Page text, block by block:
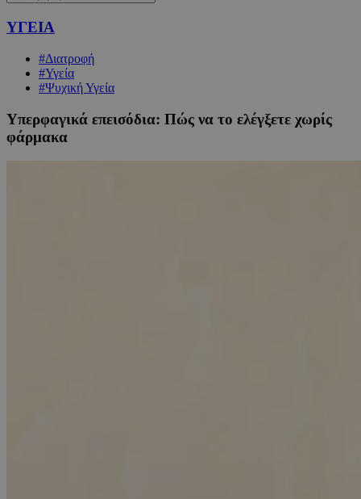
ΥΓΕΙΑ
#Διατροφή
#Υγεία
#Ψυχική Υγεία
Υπερφαγικά επεισόδια: Πώς να το ελέγξετε χωρίς
φάρμακα